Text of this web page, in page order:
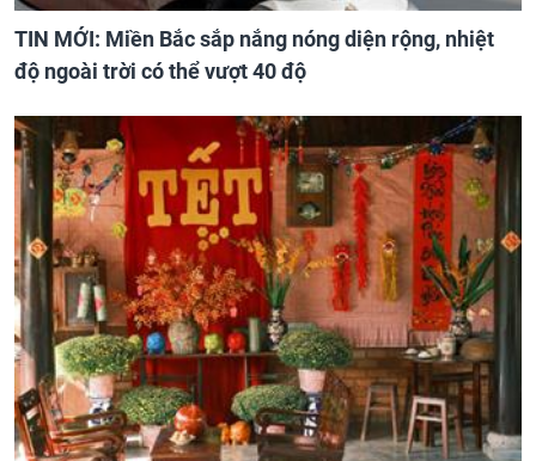
TIN MỚI: Miền Bắc sắp nắng nóng diện rộng, nhiệt
độ ngoài trời có thể vượt 40 độ